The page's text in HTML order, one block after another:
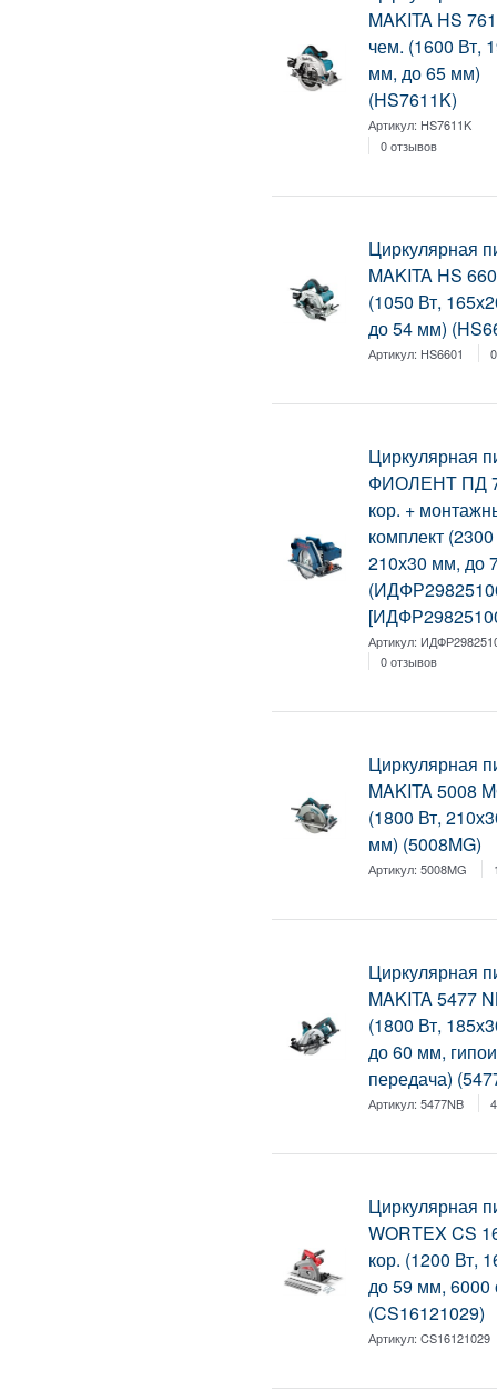
MAKITA HS
чем. (1600 Вт,
мм, до 65 мм)
(HS7611K)
Артикул: HS7611K
0 отзывов
Циркулярная
MAKITA HS
(1050 Вт,
до 54 мм)
Артикул: HS6601
Циркулярная
ФИОЛЕНТ ПД
кор. +
комплект
210х30 мм, до
Артикул:
0 отзывов
Циркулярная
MAKITA 5008
(1800 Вт,
мм) (5008MG)
Артикул:5008MG
Циркулярная
MAKITA 5477
(1800 Вт,
до 60 мм,
передача)
Артикул:5477NB
Циркулярная
WORTEX CS
кор. (1200 Вт,
до 59 мм, 6000
(CS16121029)
Артикул:CS16121029